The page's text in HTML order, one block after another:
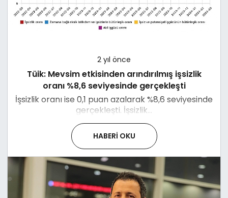
2 yıl önce
Tüik: Mevsim etkisinden arındırılmış işsizlik
oranı %8,6 seviyesinde gerçekleşti
İşsizlik oranı ise 0,1 puan azalarak %8,6 seviyesinde
gerçekleşti. İşsizlik...
HABERI OKU